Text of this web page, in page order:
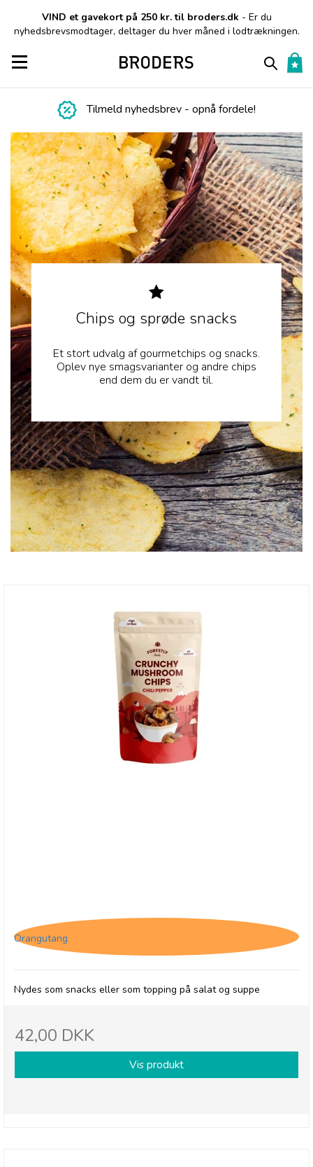
VIND et gavekort på 250 kr. til broders.dk - Er du
nyhedsbrevsmodtager, deltager du hver måned i lodtrækningen.
Toggle navigation
Tilmeld nyhedsbrev - opnå fordele!
Chips og sprøde snacks
Et stort udvalg af gourmetchips og snacks.
Oplev nye smagsvarianter og andre chips
end dem du er vandt til.
Orangutang
Nydes som snacks eller som topping på salat og suppe
42,00 DKK
Vis produkt